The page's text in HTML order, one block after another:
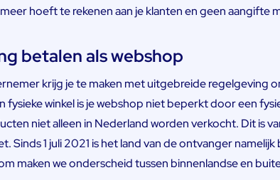
hoeft te rekenen aan je klanten en geen aangifte
betalen als webshop
krijg je te maken met uitgebreide regelgeving
fysieke winkel is je webshop niet beperkt door een
niet alleen in Nederland worden verkocht. Dit is
Sinds 1 juli 2021 is het land van de ontvanger
maken we onderscheid tussen binnenlandse en